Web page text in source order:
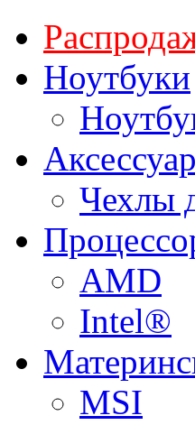
Ноутбуки
Чехлы
AMD
Intel®
MSI